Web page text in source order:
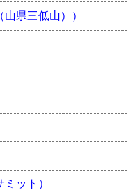
県三低山））
ット）